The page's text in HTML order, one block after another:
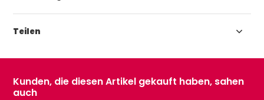
Teilen
Kunden, die diesen Artikel gekauft haben, sahen
auch